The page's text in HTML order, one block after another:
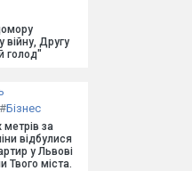
війну, Другу
голод"
#Бізнес
метрів за
відбулися
у Львові
Твого міста.